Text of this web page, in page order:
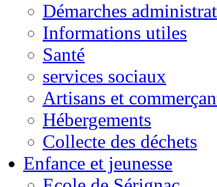
Démarches
Informations utiles
Santé
services sociaux
Artisans et
Hébergements
Collecte des déchets
Enfance et jeunesse